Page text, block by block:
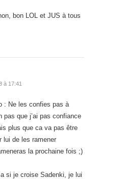
bon LOL et JUS à tous
à 17:41
: Ne les confies pas à
pas que j’ai pas confiance
plus que ca va pas être
lui de les ramener
la prochaine fois ;)
si je croise Sadenki, je lui